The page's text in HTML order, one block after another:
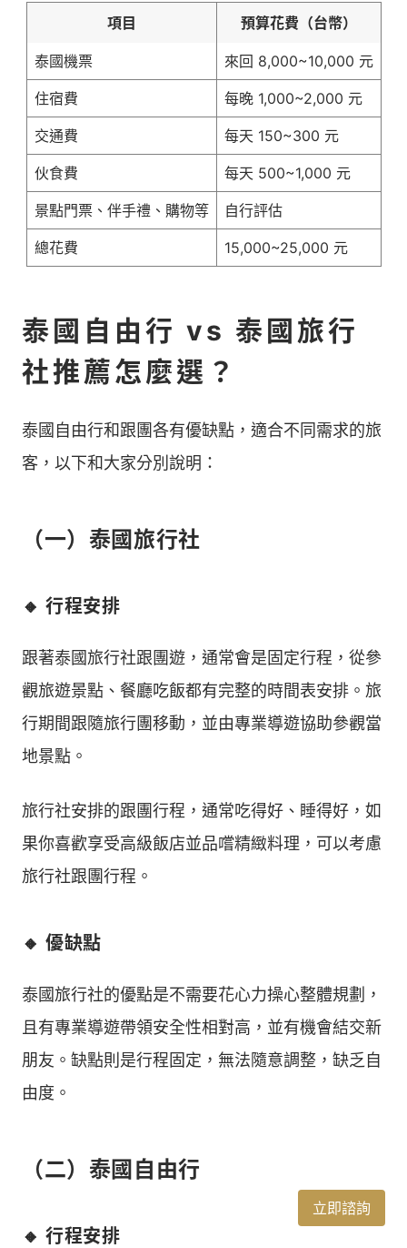
項目 預算花費（台幣）
泰國機票 來回 8,000~10,000 元
住宿費 每晚 1,000~2,000 元
交通費 每天 150~300 元
伙食費 每天 500~1,000 元
景點門票、伴手禮、購物等 自行評估
總花費 15,000~25,000 元
泰國自由行 vs 泰國旅行
社推薦怎麼選？
泰國自由行和跟團各有優缺點，適合不同需求的旅
客，以下和大家分別說明：
（一）泰國旅行社
🔸 行程安排
跟著泰國旅行社跟團遊，通常會是固定行程，從參
觀旅遊景點、餐廳吃飯都有完整的時間表安排。旅
行期間跟隨旅行團移動，並由專業導遊協助參觀當
地景點。
旅行社安排的跟團行程，通常吃得好、睡得好，如
果你喜歡享受高級飯店並品嚐精緻料理，可以考慮
旅行社跟團行程。
🔸 優缺點
泰國旅行社的優點是不需要花心力操心整體規劃，
且有專業導遊帶領安全性相對高，並有機會結交新
朋友。缺點則是行程固定，無法隨意調整，缺乏自
由度。
（二）泰國自由行
🔸 行程安排
立即諮詢